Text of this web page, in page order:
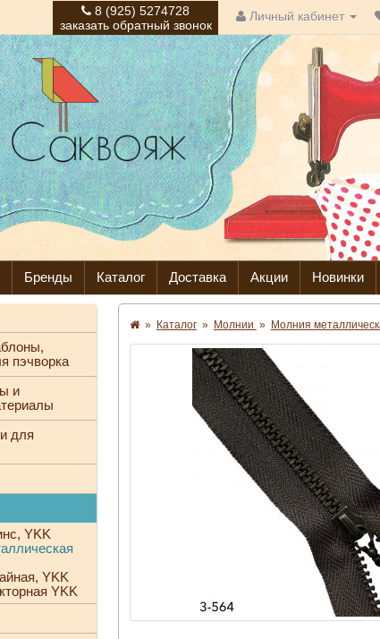
8 (925) 5274728
заказать обратный звонок
Личный кабинет
Бренды Каталог Доставка Акции Новинки
пэчворка
и
для
YKK
YKK
YKK
» Каталог » Молнии » Молния